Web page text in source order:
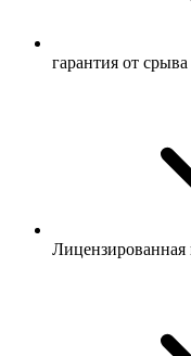
гарантия от срыва
Лицензированная